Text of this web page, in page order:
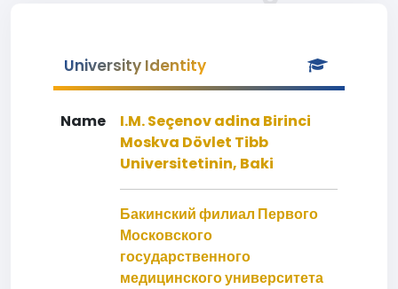
University Identity
Name
I.M. Seçenov adina Birinci
Moskva Dövlet Tibb
Universitetinin, Baki
Бакинский филиал Первого
Московского
государственного
медицинского университета